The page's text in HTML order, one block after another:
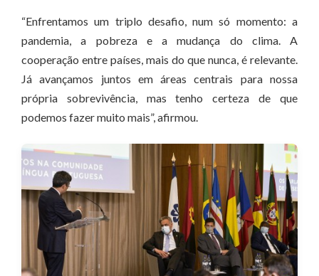
“Enfrentamos um triplo desafio, num só momento: a
pandemia, a pobreza e a mudança do clima. A
cooperação entre países, mais do que nunca, é relevante.
Já avançamos juntos em áreas centrais para nossa
própria sobrevivência, mas tenho certeza de que
podemos fazer muito mais”, afirmou.